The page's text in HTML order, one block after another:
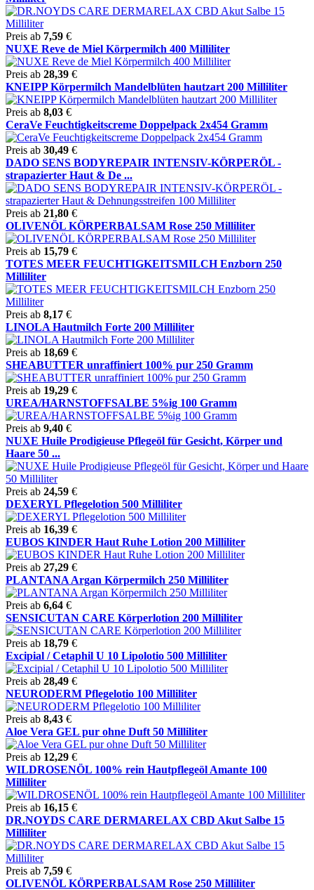
Preis ab 7,59 €
NUXE Reve de Miel Körpermilch 400 Milliliter
Preis ab 28,39 €
KNEIPP Körpermilch Mandelblüten hautzart 200 Milliliter
Preis ab 8,03 €
CeraVe Feuchtigkeitscreme Doppelpack 2x454 Gramm
Preis ab 30,49 €
DADO SENS BODYREPAIR INTENSIV-KÖRPERÖL -
strapazierter Haut & De ...
Preis ab 21,80 €
OLIVENÖL KÖRPERBALSAM Rose 250 Milliliter
Preis ab 15,79 €
TOTES MEER FEUCHTIGKEITSMILCH Enzborn 250
Milliliter
Preis ab 8,17 €
LINOLA Hautmilch Forte 200 Milliliter
Preis ab 18,69 €
SHEABUTTER unraffiniert 100% pur 250 Gramm
Preis ab 19,29 €
UREA/HARNSTOFFSALBE 5%ig 100 Gramm
Preis ab 9,40 €
NUXE Huile Prodigieuse Pflegeöl für Gesicht, Körper und
Haare 50 ...
Preis ab 24,59 €
DEXERYL Pflegelotion 500 Milliliter
Preis ab 16,39 €
EUBOS KINDER Haut Ruhe Lotion 200 Milliliter
Preis ab 27,29 €
PLANTANA Argan Körpermilch 250 Milliliter
Preis ab 6,64 €
SENSICUTAN CARE Körperlotion 200 Milliliter
Preis ab 18,79 €
Excipial / Cetaphil U 10 Lipolotio 500 Milliliter
Preis ab 28,49 €
NEURODERM Pflegelotio 100 Milliliter
Preis ab 8,43 €
Aloe Vera GEL pur ohne Duft 50 Milliliter
Preis ab 12,29 €
WILDROSENÖL 100% rein Hautpflegeöl Amante 100
Milliliter
Preis ab 16,15 €
DR.NOYDS CARE DERMARELAX CBD Akut Salbe 15
Milliliter
Preis ab 7,59 €
OLIVENÖL KÖRPERBALSAM Rose 250 Milliliter